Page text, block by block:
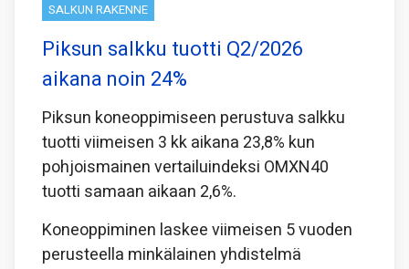
SALKUN RAKENNE
Piksun salkku tuotti Q2/2026
aikana noin 24%
Piksun koneoppimiseen perustuva salkku
tuotti viimeisen 3 kk aikana 23,8% kun
pohjoismainen vertailuindeksi OMXN40
tuotti samaan aikaan 2,6%.
Koneoppiminen laskee viimeisen 5 vuoden
perusteella minkälainen yhdistelmä